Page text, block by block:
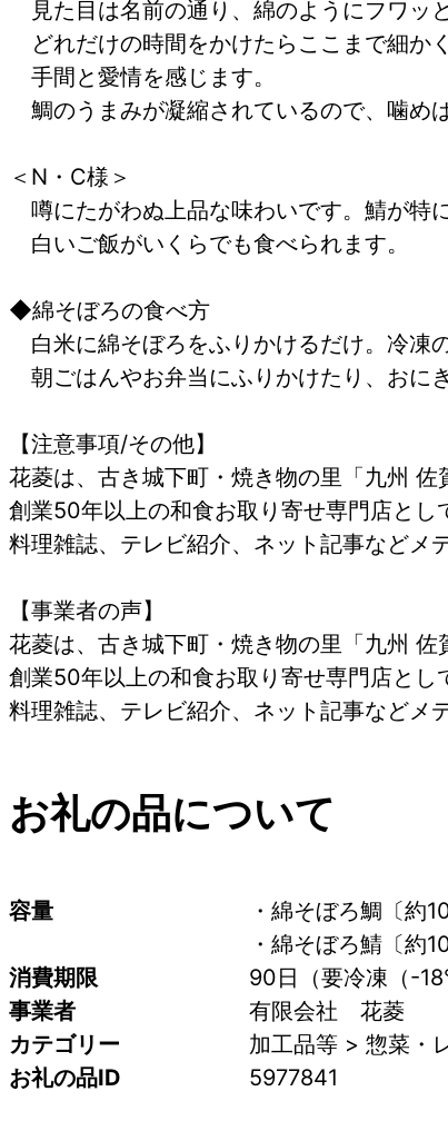
見た目は名前の通り、綿のようにフワッ
どれだけの時間をかけたらここまで細か
手間と愛情を感じます。
鯛のうまみが凝縮されているので、噛め
＜N・C様＞
噂にたがわぬ上品な味わいです。鯖が特
白いご飯がいくらでも食べられます。
◆綿そぼろの食べ方
白米に綿そぼろをふりかけるだけ。冷凍
朝ごはんやお弁当にふりかけたり、おに
【注意事項/その他】
花菱は、古き城下町・焼き物の里「九州 佐
創業50年以上の和食お取り寄せ専門店とし
料理雑誌、テレビ紹介、ネット記事などメ
【事業者の声】
花菱は、古き城下町・焼き物の里「九州 佐
創業50年以上の和食お取り寄せ専門店とし
料理雑誌、テレビ紹介、ネット記事などメ
お礼の品について
容量
・綿そぼろ鯛〔約
・綿そぼろ鯖〔約
消費期限
90日（要冷凍（-
事業者
有限会社　花菱
カテゴリー
加工品等 > 惣菜・
お礼の品ID
5977841